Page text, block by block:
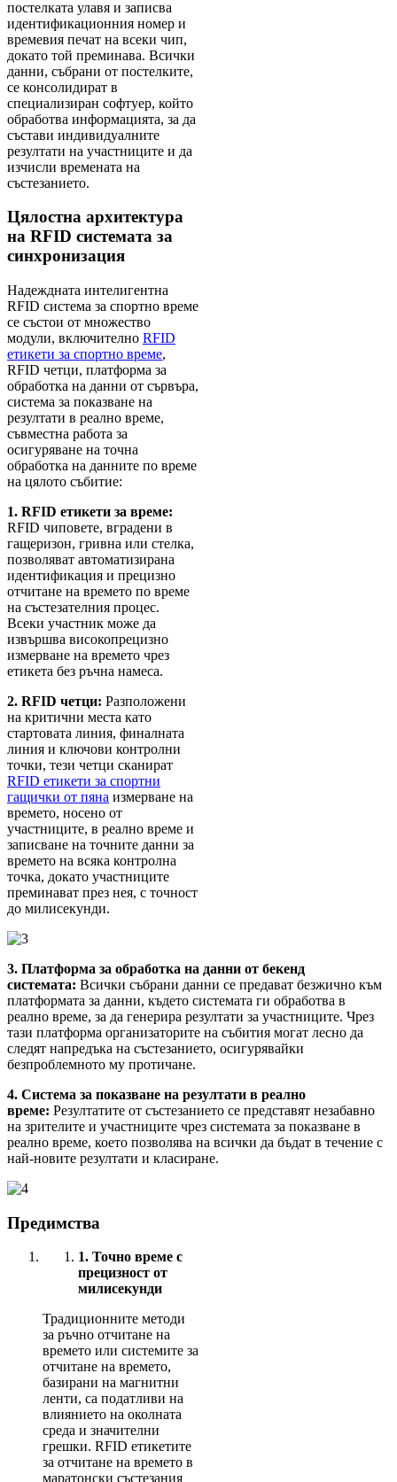
постелката улавя и записва
идентификационния номер и
времевия печат на всеки чип,
докато той преминава. Всички
данни, събрани от постелките,
се консолидират в
специализиран софтуер, който
обработва информацията, за да
състави индивидуалните
резултати на участниците и да
изчисли времената на
състезанието.
Цялостна архитектура
на RFID системата за
синхронизация
Надеждната интелигентна
RFID система за спортно време
се състои от множество
модули, включително RFID
етикети за спортно време,
RFID четци, платформа за
обработка на данни от сървъра,
система за показване на
резултати в реално време,
съвместна работа за
осигуряване на точна
обработка на данните по време
на цялото събитие:
1. RFID етикети за време:
RFID чиповете, вградени в
гащеризон, гривна или стелка,
позволяват автоматизирана
идентификация и прецизно
отчитане на времето по време
на състезателния процес.
Всеки участник може да
извършва високопрецизно
измерване на времето чрез
етикета без ръчна намеса.
2. RFID четци: Разположени
на критични места като
стартовата линия, финалната
линия и ключови контролни
точки, тези четци сканират
RFID етикети за спортни
гащички от пяна измерване на
времето, носено от
участниците, в реално време и
записване на точните данни за
времето на всяка контролна
точка, докато участниците
преминават през нея, с точност
до милисекунди.
3. Платформа за обработка на данни от бекенд
системата: Всички събрани данни се предават безжично към
платформата за данни, където системата ги обработва в
реално време, за да генерира резултати за участниците. Чрез
тази платформа организаторите на събития могат лесно да
следят напредъка на състезанието, осигурявайки
безпроблемното му протичане.
4. Система за показване на резултати в реално
време: Резултатите от състезанието се представят незабавно
на зрителите и участниците чрез системата за показване в
реално време, което позволява на всички да бъдат в течение с
най-новите резултати и класиране.
Предимства
1. Точно време с
прецизност от
милисекунди
Традиционните методи
за ръчно отчитане на
времето или системите за
отчитане на времето,
базирани на магнитни
ленти, са податливи на
влиянието на околната
среда и значителни
грешки. RFID етикетите
за отчитане на времето в
маратонски състезания